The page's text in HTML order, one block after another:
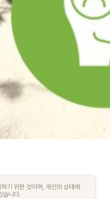
기 위한 것이며, 개인의 상태에
습니다.